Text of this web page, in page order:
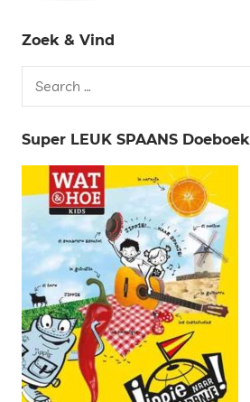
Zoek & Vind
Super LEUK SPAANS Doeboek